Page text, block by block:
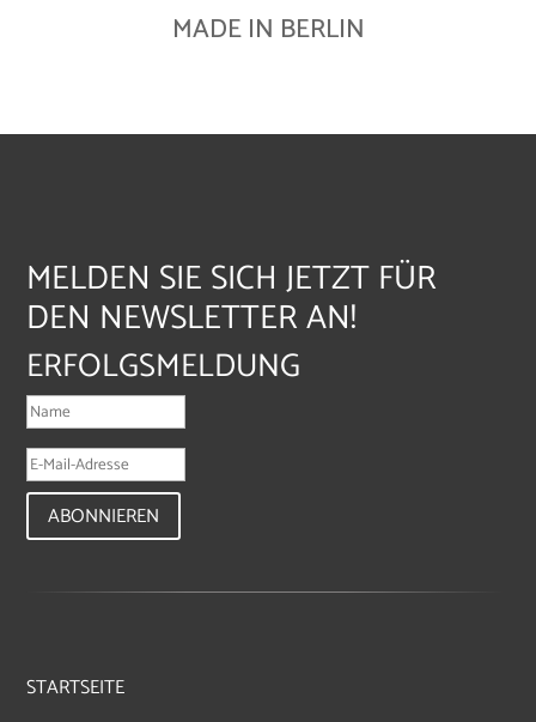
MADE IN BERLIN
MELDEN SIE SICH JETZT FÜR
DEN NEWSLETTER AN!
ERFOLGSMELDUNG
ABONNIEREN
STARTSEITE